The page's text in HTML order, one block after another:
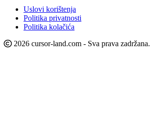
Uslovi korištenja
Politika privatnosti
Politika kolačića
2026 cursor-land.com - Sva prava zadržana.